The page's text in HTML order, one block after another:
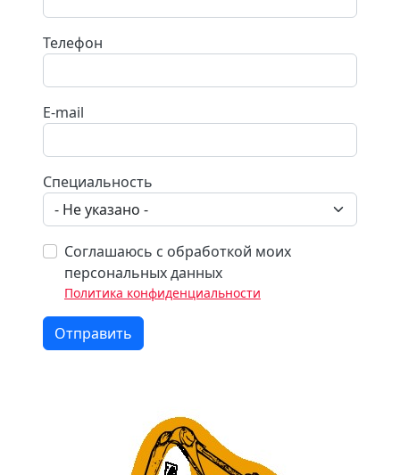
Телефон
E-mail
Специальность
Соглашаюсь с обработкой моих
персональных данных
Политика конфиденциальности
Отправить